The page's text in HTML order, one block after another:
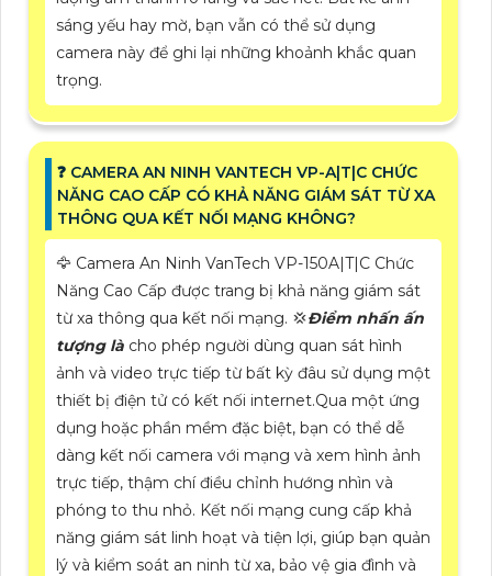
sáng yếu hay mờ, bạn vẫn có thể sử dụng
camera này để ghi lại những khoảnh khắc quan
trọng.
️❓ CAMERA AN NINH VANTECH VP-A|T|C CHỨC
NĂNG CAO CẤP CÓ KHẢ NĂNG GIÁM SÁT TỪ XA
THÔNG QUA KẾT NỐI MẠNG KHÔNG?
🦅 Camera An Ninh VanTech VP-150A|T|C Chức
Năng Cao Cấp được trang bị khả năng giám sát
từ xa thông qua kết nối mạng. 💢Điểm nhấn ấn
tượng là cho phép người dùng quan sát hình
ảnh và video trực tiếp từ bất kỳ đâu sử dụng một
thiết bị điện tử có kết nối internet.Qua một ứng
dụng hoặc phần mềm đặc biệt, bạn có thể dễ
dàng kết nối camera với mạng và xem hình ảnh
trực tiếp, thậm chí điều chỉnh hướng nhìn và
phóng to thu nhỏ. Kết nối mạng cung cấp khả
năng giám sát linh hoạt và tiện lợi, giúp bạn quản
lý và kiểm soát an ninh từ xa, bảo vệ gia đình và